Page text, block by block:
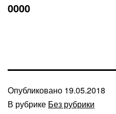
0000
Опубликовано 19.05.2018
В рубрике Без рубрики